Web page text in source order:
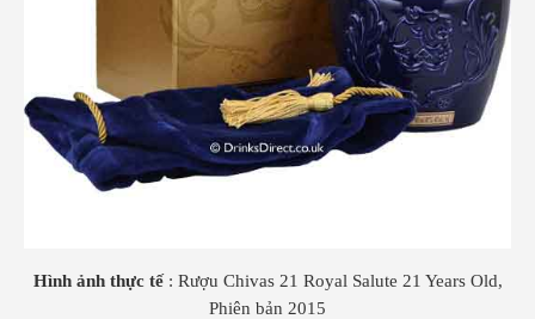
Hình ảnh thực tế: Rượu Chivas 21 Royal Salute 21 Years Old,
Phiên bản 2015